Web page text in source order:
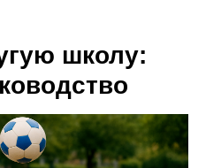
школу: